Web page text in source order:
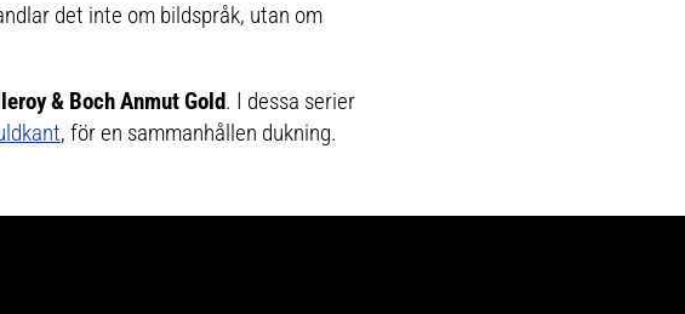
det inte om bildspråk, utan om
& Boch Anmut Gold. I dessa serier
, för en sammanhållen dukning.